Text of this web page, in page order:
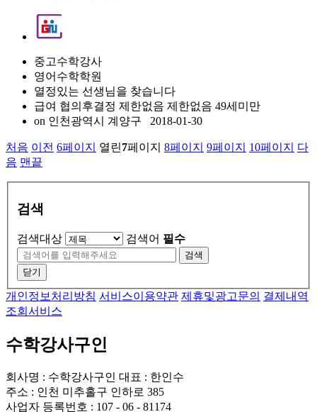
중고수학강사
영어수학학원
열정있는 선생님을 찾습니다
급여 협의후결정 제한없음 제한없음 49세미만
on 인천광역시 계양구 2018-01-30
처음 이전 6페이지 열린7페이지 8페이지 9페이지 10페이지
다
음 맨끝
검색
검색대상 검색어 필수
검색
닫기
개인정보처리방침 서비스이용약관 제휴및광고문의 결제내역
조회서비스
수학강사구인
회사명 : 수학강사구인 대표 : 한인수
주소 : 인천 미추홀구 인하로 385
사업자 등록번호 : 107 - 06 - 81174